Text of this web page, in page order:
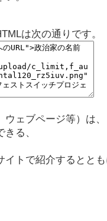
は次の通りです。
ェブページ等）は、
る、
トで紹介するととも